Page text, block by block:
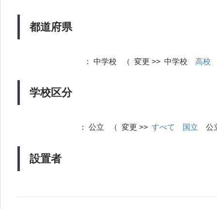
都道府県
学校区分
： 中学校 （ 変更 >> 中学校 高校
設置者
： 公立 （ 変更 >> すべて 国立